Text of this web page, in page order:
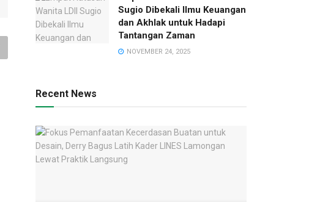
Sugio Dibekali Ilmu Keuangan
dan Akhlak untuk Hadapi
Tantangan Zaman
NOVEMBER 24, 2025
Recent News